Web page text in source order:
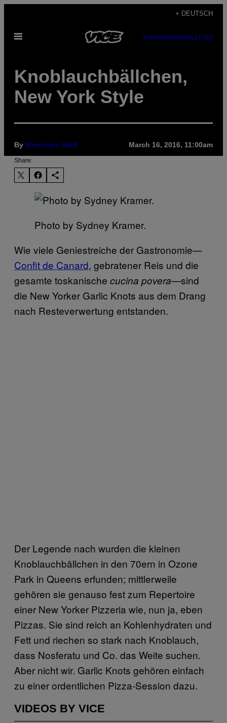
content
+ DEUTSCH
Open
SUBSCRIBENEWSLETTER
Knoblauchbällchen,
New York Style
By Munchies Staff March 16, 2016, 11:00am
Share:
Photo by Sydney Kramer.
Wie viele Geniestreiche der Gastronomie—
Confit de Canard, gebratener Reis und die
gesamte toskanische cucina povera—sind
die New Yorker Garlic Knots aus dem Drang
nach Resteverwertung entstanden.
Der Legende nach wurden die kleinen
Knoblauchbällchen in den 70ern in Ozone
Park in Queens erfunden; mittlerweile
gehören sie genauso fest zum Repertoire
einer New Yorker Pizzeria wie, nun ja, eben
Pizzas. Sie sind reich an Kohlenhydraten und
Fett und riechen so stark nach Knoblauch,
dass Nosferatu und Co. das Weite suchen.
Aber nicht wir. Garlic Knots gehören einfach
zu einer ordentlichen Pizza-Session dazu.
VIDEOS BY VICE